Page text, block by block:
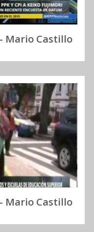
Mario Castillo
Mario Castillo